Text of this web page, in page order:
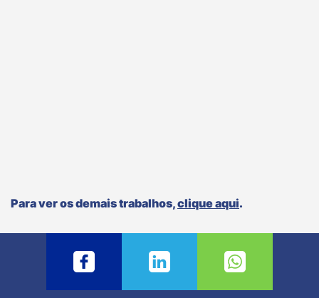
Para ver os demais trabalhos,clique aqui.